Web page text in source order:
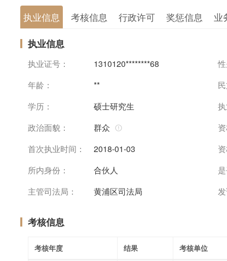
执业信息 考核信息 行政许可 奖惩信息 业
执业信息
执业证号： 1310120********68
年龄：
**
学历：
硕士研究生
政治面貌：
群众
首次执业时间：
2018-01-03
所内身份：
合伙人
主管司法局：
黄浦区司法局
考核信息
考核年度 结果 考核单位